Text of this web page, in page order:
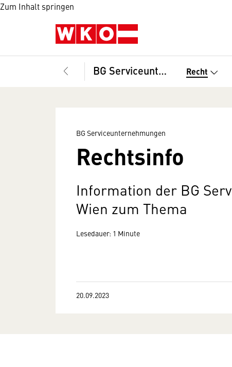
Zum Inhalt springen
BG Serviceunternehmungen Recht
BG Serviceunternehmungen
Rechtsinfo
Information der BG
Wien zum Thema
Lesedauer: 1 Minute
20.09.2023